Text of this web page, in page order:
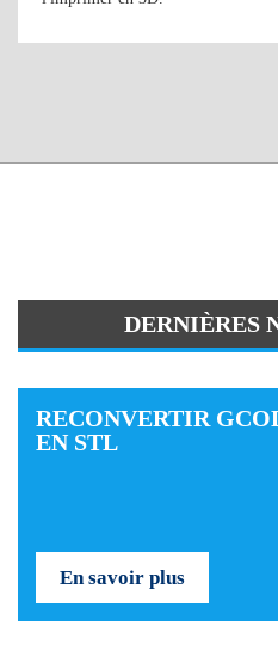
DERNIÈRES
RECONVERTIR
EN STL
En savoir plus